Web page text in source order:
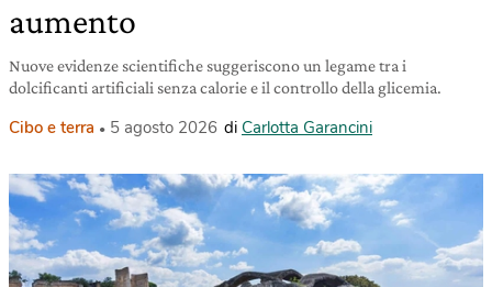
aumento
Nuove evidenze scientifiche suggeriscono un legame tra i
dolcificanti artificiali senza calorie e il controllo della glicemia.
Cibo e terra 5 agosto 2026 di Carlotta Garancini